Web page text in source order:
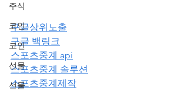
주식
코인
코인
선물
선물
구글상위노출
구글 백링크
스포츠중계 api
스포츠중계 솔루션
스포츠중계제작